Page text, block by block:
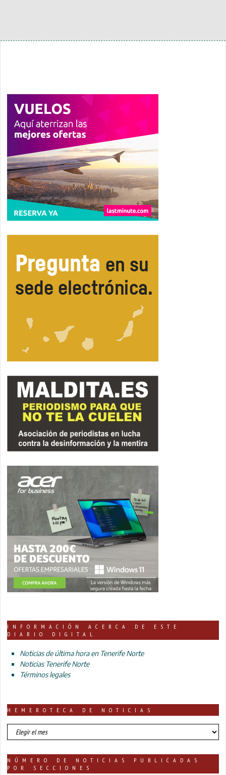
INFORMACIÓN ACERCA DE ESTE
DIARIO DIGITAL
Noticias de última hora en Tenerife Norte
Noticias Tenerife Norte
Términos legales
HEMEROTECA DE NOTICIAS
HEMEROTECA
DE
NÚMERO DE NOTICIAS PUBLICADAS
POR SECCIONES